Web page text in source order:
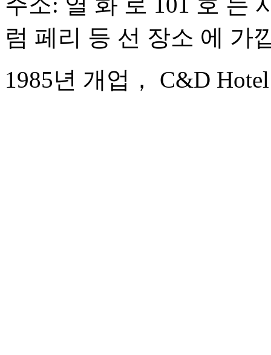
럼 페리 등 선 장소 에 가
1985년 개업， C&D